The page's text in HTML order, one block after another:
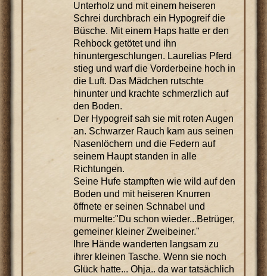
Unterholz und mit einem heiseren
Schrei durchbrach ein Hypogreif die
Büsche. Mit einem Haps hatte er den
Rehbock getötet und ihn
hinuntergeschlungen. Laurelias Pferd
stieg und warf die Vorderbeine hoch in
die Luft. Das Mädchen rutschte
hinunter und krachte schmerzlich auf
den Boden.
Der Hypogreif sah sie mit roten Augen
an. Schwarzer Rauch kam aus seinen
Nasenlöchern und die Federn auf
seinem Haupt standen in alle
Richtungen.
Seine Hufe stampften wie wild auf den
Boden und mit heiseren Knurren
öffnete er seinen Schnabel und
murmelte:"Du schon wieder...Betrüger,
gemeiner kleiner Zweibeiner."
Ihre Hände wanderten langsam zu
ihrer kleinen Tasche. Wenn sie noch
Glück hatte... Ohja.. da war tatsächlich